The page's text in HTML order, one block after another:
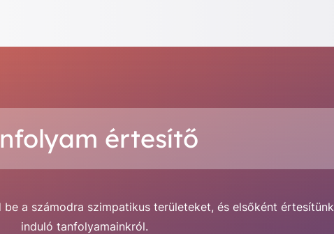
értesítő
a számodra szimpatikus területeket, és elsőként értesítünk
induló tanfolyamainkról.